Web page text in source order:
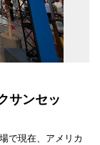
サンセッ
で現在、アメリカ